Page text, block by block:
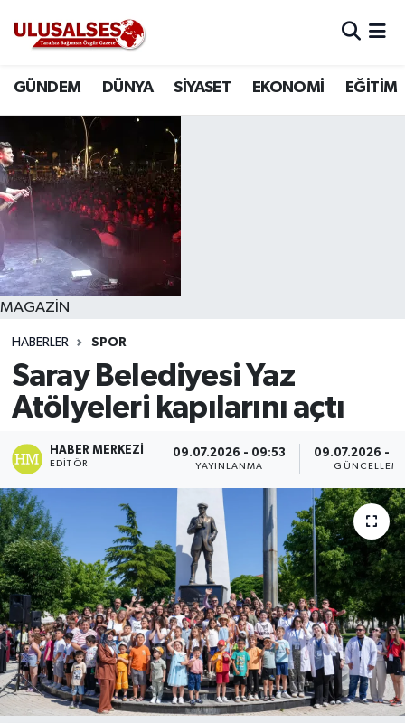
GÜNDEM DÜNYA SİYASET EKONOMİ EĞİTİM
MAGAZİN
HABERLER SPOR
Saray Belediyesi Yaz
Atölyeleri kapılarını açtı
HABER MERKEZI
EDITÖR
09.07.2026 - 09:53
YAYINLANMA
09.07.2026 -
DÜNYA
SİYASET
EKONOMİ
EĞİTİM
SAĞLIK
MAGAZİN
SPOR
Trafik Durumu
Süper Lig Puan Durumu ve Fikstür
Tüm Manşetler
Son Dakika Haberleri
Haber Arşivi